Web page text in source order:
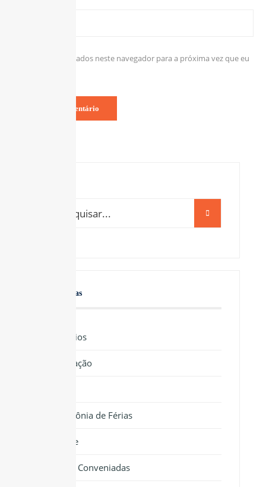
Salvar meus dados neste navegador para a próxima vez que eu
Categorias
Benefícios
Educação
Colônia de Férias
Saúde
Clínicas Conveniadas